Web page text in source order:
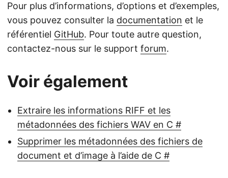
Pour plus d’informations, d’options et d’exemples,
vous pouvez consulter la documentation et le
référentiel GitHub. Pour toute autre question,
contactez-nous sur le support forum.
Voir également
Extraire les informations RIFF et les
métadonnées des fichiers WAV en C #
Supprimer les métadonnées des fichiers de
document et d’image à l’aide de C #